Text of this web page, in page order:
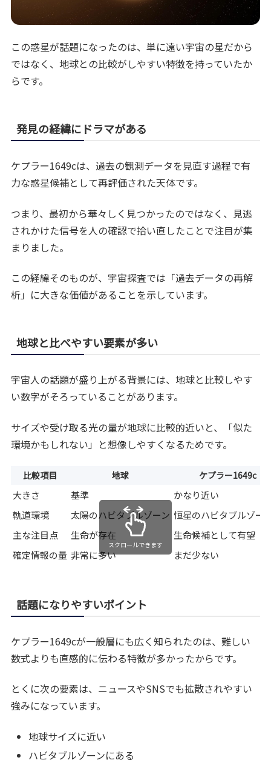
この惑星が話題になったのは、単に遠い宇宙の星だから
ではなく、地球との比較がしやすい特徴を持っていたか
らです。
発見の経緯にドラマがある
ケプラー1649cは、過去の観測データを見直す過程で有
力な惑星候補として再評価された天体です。
つまり、最初から華々しく見つかったのではなく、見逃
されかけた信号を人の確認で拾い直したことで注目が集
まりました。
この経緯そのものが、宇宙探査では「過去データの再解
析」に大きな価値があることを示しています。
地球と比べやすい要素が多い
宇宙人の話題が盛り上がる背景には、地球と比較しやす
い数字がそろっていることがあります。
サイズや受け取る光の量が地球に比較的近いと、「似た
環境かもしれない」と想像しやすくなるためです。
比較項目 地球 ケプラー1649c
大きさ 基準
かなり近い
軌道環境
太陽のハビタブルゾーン 恒星のハビタブルゾー
主な注目点
生命が存在
生命候補として有望
確定情報の量 非常に多い まだ少ない
スクロールできます
話題になりやすいポイント
ケプラー1649cが一般層にも広く知られたのは、難しい
数式よりも直感的に伝わる特徴が多かったからです。
とくに次の要素は、ニュースやSNSでも拡散されやすい
強みになっています。
地球サイズに近い
ハビタブルゾーンにある